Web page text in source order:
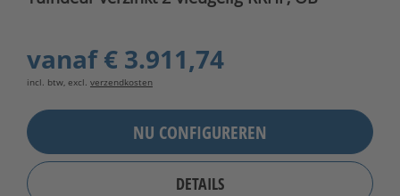
vanaf€ 3.911,74
incl. btw, excl. verzendkosten
NU CONFIGUREREN
DETAILS